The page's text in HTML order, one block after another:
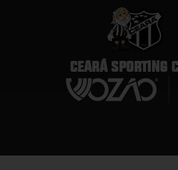
CEARÁ SPORTING